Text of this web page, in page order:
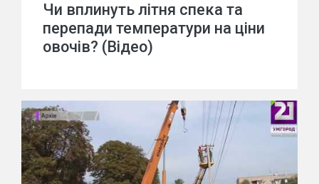
Чи вплинуть літня спека та
перепади температури на ціни
овочів? (Відео)